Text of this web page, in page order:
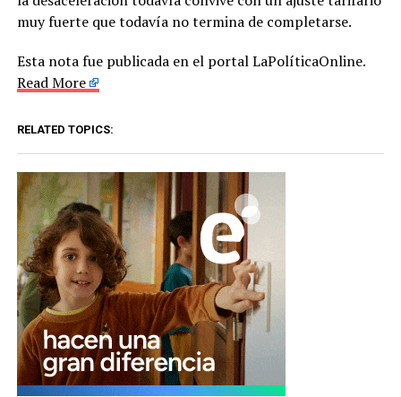
muy fuerte que todavía no termina de completarse.
Esta nota fue publicada en el portal LaPolíticaOnline.
Read More
RELATED TOPICS: